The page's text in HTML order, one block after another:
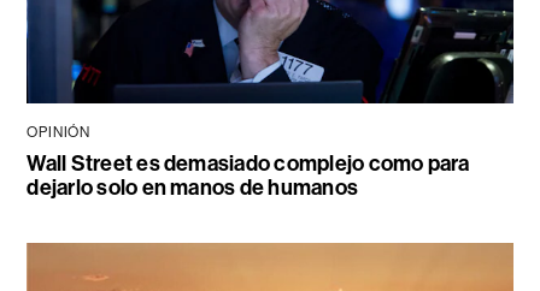
OPINIÓN
Wall Street es demasiado complejo como para
dejarlo solo en manos de humanos